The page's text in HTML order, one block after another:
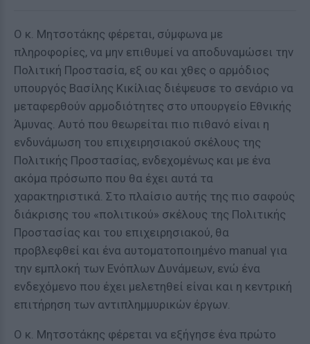
Ο κ. Μητσοτάκης φέρεται, σύμφωνα με
πληροφορίες, να μην επιθυμεί να αποδυναμώσει την
Πολιτική Προστασία, εξ ου και χθες ο αρμόδιος
υπουργός Βασίλης Κικίλιας διέψευσε το σενάριο να
μεταφερθούν αρμοδιότητες στο υπουργείο Εθνικής
Άμυνας. Αυτό που θεωρείται πιο πιθανό είναι η
ενδυνάμωση του επιχειρησιακού σκέλους της
Πολιτικής Προστασίας, ενδεχομένως και με ένα
ακόμα πρόσωπο που θα έχει αυτά τα
χαρακτηριστικά. Στο πλαίσιο αυτής της πιο σαφούς
διάκρισης του «πολιτικού» σκέλους της Πολιτικής
Προστασίας και του επιχειρησιακού, θα
προβλεφθεί και ένα αυτοματοποιημένο manual για
την εμπλοκή των Ενόπλων Δυνάμεων, ενώ ένα
ενδεχόμενο που έχει μελετηθεί είναι και η κεντρική
επιτήρηση των αντιπλημμυρικών έργων.
Ο κ. Μητσοτάκης φέρεται να εξήγησε ένα πρώτο